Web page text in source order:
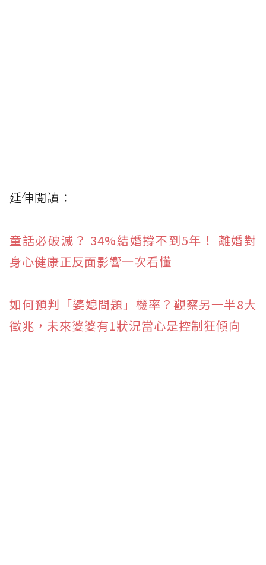
延伸閱讀：
童話必破滅？ 34%結婚撐不到5年！ 離婚對
身心健康正反面影響一次看懂
如何預判「婆媳問題」機率？觀察另一半8大
徵兆，未來婆婆有1狀況當心是控制狂傾向